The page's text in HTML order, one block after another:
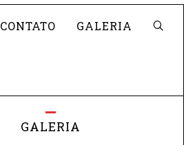
Pesquisar
CONTATO GALERIA
GALERIA